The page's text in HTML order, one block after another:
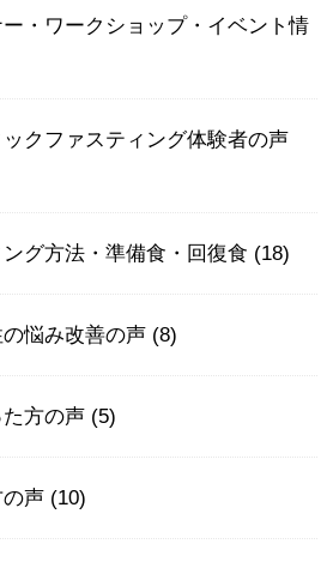
・ワークショップ・イベント情
クファスティング体験者の声
グ方法・準備食・回復食 (18)
悩み改善の声 (8)
方の声 (5)
声 (10)